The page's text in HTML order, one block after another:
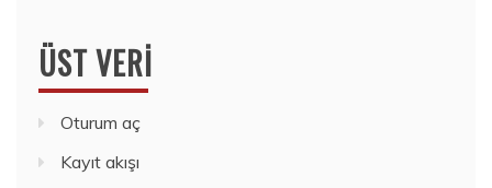
ÜST VERI
Oturum aç
Kayıt akışı